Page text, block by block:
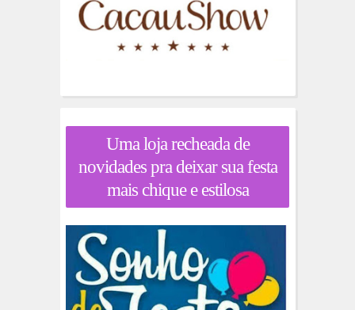
Uma loja recheada de
novidades pra deixar sua festa
mais chique e estilosa